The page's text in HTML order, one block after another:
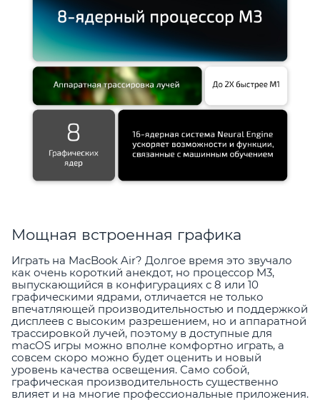
Мощная встроенная графика
Играть на MacBook Air? Долгое время это звучало
как очень короткий анекдот, но процессор M3,
выпускающийся в конфигурациях с 8 или 10
графическими ядрами, отличается не только
впечатляющей производительностью и поддержкой
дисплеев с высоким разрешением, но и аппаратной
трассировкой лучей, поэтому в доступные для
macOS игры можно вполне комфортно играть, а
совсем скоро можно будет оценить и новый
уровень качества освещения. Само собой,
графическая производительность существенно
влияет и на многие профессиональные приложения.